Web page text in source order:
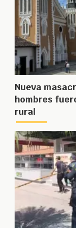
Nueva
hombres
rural